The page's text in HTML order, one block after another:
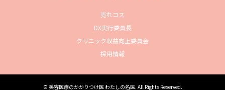
売れコス
DX実行委員長
クリニック収益向上委員会
採用情報
© 美容医療のかかりつけ医 わたしの名医. All Rights Reserved.